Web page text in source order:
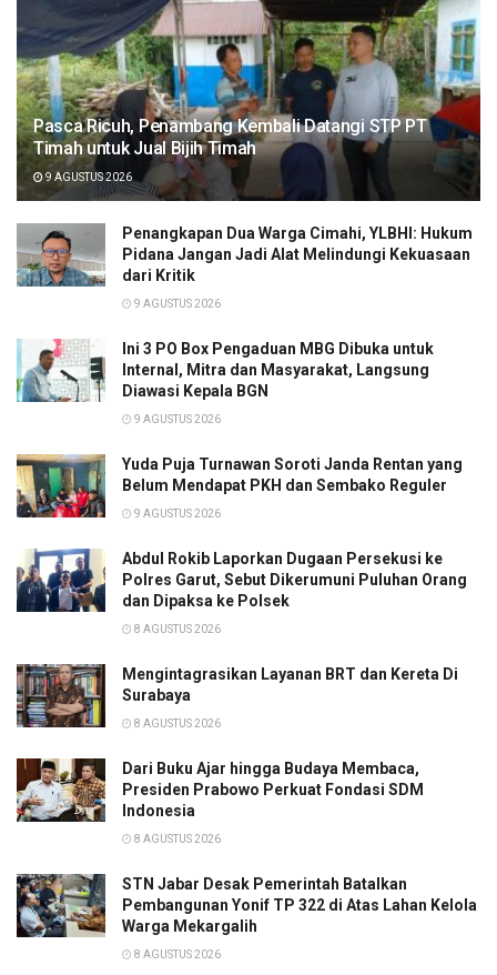
Pasca Ricuh, Penambang Kembali Datangi STP PT
Timah untuk Jual Bijih Timah
9 AGUSTUS 2026
Penangkapan Dua Warga Cimahi, YLBHI: Hukum
Pidana Jangan Jadi Alat Melindungi Kekuasaan
dari Kritik
9 AGUSTUS 2026
Ini 3 PO Box Pengaduan MBG Dibuka untuk
Internal, Mitra dan Masyarakat, Langsung
Diawasi Kepala BGN
9 AGUSTUS 2026
Yuda Puja Turnawan Soroti Janda Rentan yang
Belum Mendapat PKH dan Sembako Reguler
9 AGUSTUS 2026
Abdul Rokib Laporkan Dugaan Persekusi ke
Polres Garut, Sebut Dikerumuni Puluhan Orang
dan Dipaksa ke Polsek
8 AGUSTUS 2026
Mengintagrasikan Layanan BRT dan Kereta Di
Surabaya
8 AGUSTUS 2026
Dari Buku Ajar hingga Budaya Membaca,
Presiden Prabowo Perkuat Fondasi SDM
Indonesia
8 AGUSTUS 2026
STN Jabar Desak Pemerintah Batalkan
Pembangunan Yonif TP 322 di Atas Lahan Kelola
Warga Mekargalih
8 AGUSTUS 2026